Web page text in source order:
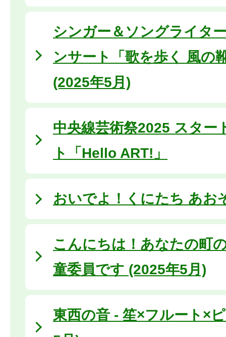
シンガー＆ソングライタ
ンサート「歌を歩く 風の
(2025年5月)
中央線芸術祭2025 スター
ト「Hello ART!」
おいでよ！くにたち あお
こんにちは！あなたの町
童委員です (2025年5月)
東西の音 - 笙×フルート×